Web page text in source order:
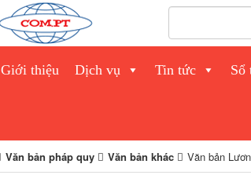
Giới thiệu Dịch vụ Tin tức Sổ
Văn bản pháp quy Văn bản khác Văn bản